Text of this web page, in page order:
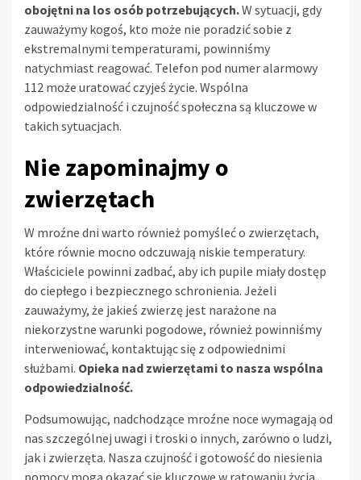
obojętni na los osób potrzebujących.W sytuacji, gdy
zauważymy kogoś, kto może nie poradzić sobie z
ekstremalnymi temperaturami, powinniśmy
natychmiast reagować. Telefon pod numer alarmowy
112 może uratować czyjeś życie. Wspólna
odpowiedzialność i czujność społeczna są kluczowe w
takich sytuacjach.
Nie zapominajmy o
zwierzętach
W mroźne dni warto również pomyśleć o zwierzętach,
które równie mocno odczuwają niskie temperatury.
Właściciele powinni zadbać, aby ich pupile miały dostęp
do ciepłego i bezpiecznego schronienia. Jeżeli
zauważymy, że jakieś zwierzę jest narażone na
niekorzystne warunki pogodowe, również powinniśmy
interweniować, kontaktując się z odpowiednimi
służbami. Opieka nad zwierzętami to nasza wspólna
odpowiedzialność.
Podsumowując, nadchodzące mroźne noce wymagają od
nas szczególnej uwagi i troski o innych, zarówno o ludzi,
jak i zwierzęta. Nasza czujność i gotowość do niesienia